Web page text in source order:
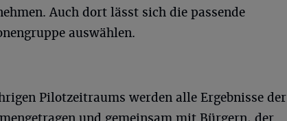
Auch dort lässt sich die passende
auswählen.
Pilotzeitraums werden alle Ergebnisse der